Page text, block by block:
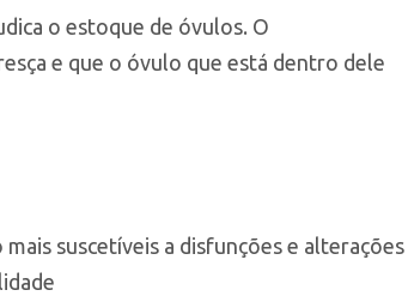
o estoque de óvulos. O
e que o óvulo que está dentro dele
suscetíveis a disfunções e alterações